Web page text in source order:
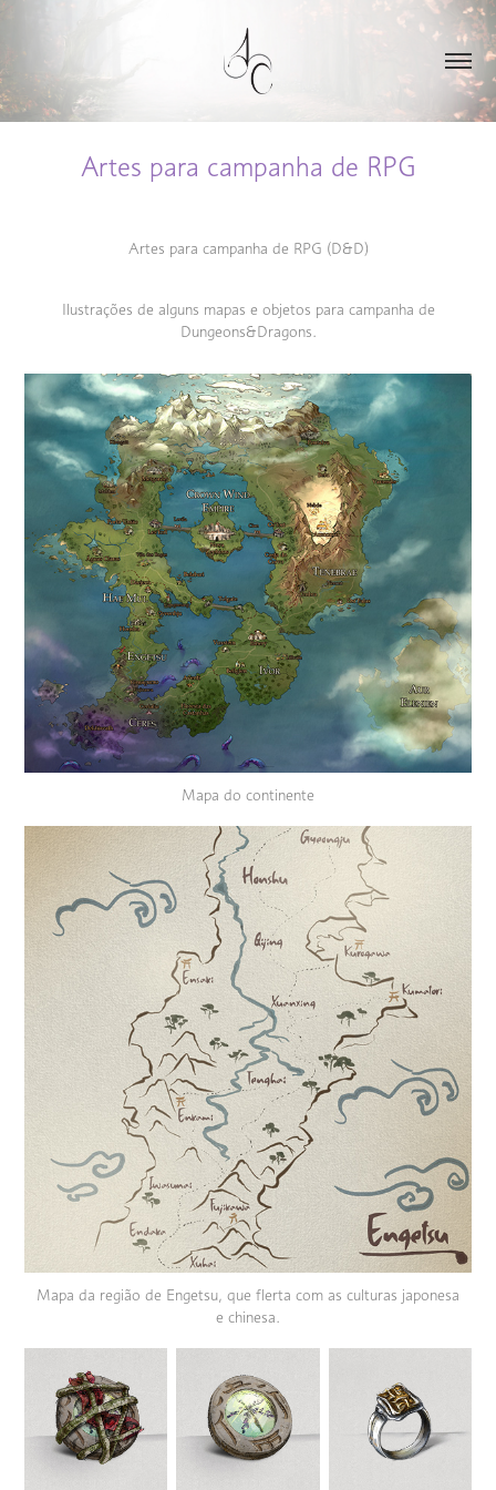
Artes para campanha de RPG
Artes para campanha de RPG (D&D)
Ilustrações de alguns mapas e objetos para campanha de
Dungeons&Dragons.
Mapa do continente
Mapa da região de Engetsu, que flerta com as culturas japonesa
e chinesa.